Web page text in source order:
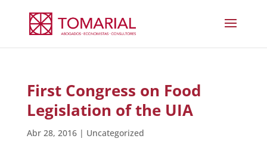
First Congress on Food
Legislation of the UIA
Abr 28, 2016| Uncategorized